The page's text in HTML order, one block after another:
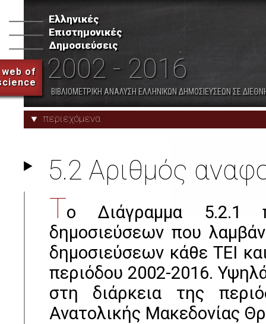
web of
Ελληνικές
Επιστημονικές
Δημοσιεύσεις
2002 - 2016
ΒΙΒΛΙΟΜΕΤΡΙΚΗ ΑΝΑΛΥΣΗ ΕΛΛΗΝΙΚΩΝ ΔΗΜΟΣΙΕΥΣΕΩΝ ΣΕ
περιεχόμενα
7. Λοιποί Δημόσιοι Ερευνητικοί
Φορείς
Προφίλ Φορέων Παραρτήματα
5.2 Αριθμός
Το Διάγραμμα 5.2.1
δημοσιεύσεων που
δημοσιεύσεων κάθε ΤΕΙ
περιόδου 2002-2016.
στη διάρκεια της
Ανατολικής Μακεδονίας